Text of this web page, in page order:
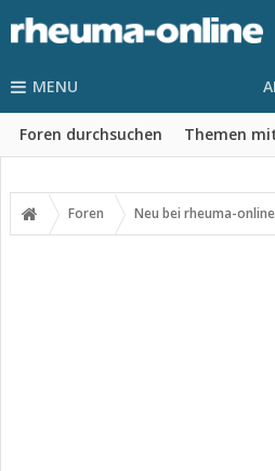
MENU
Foren durchsuchen Themen
Foren Neu bei rheuma-online